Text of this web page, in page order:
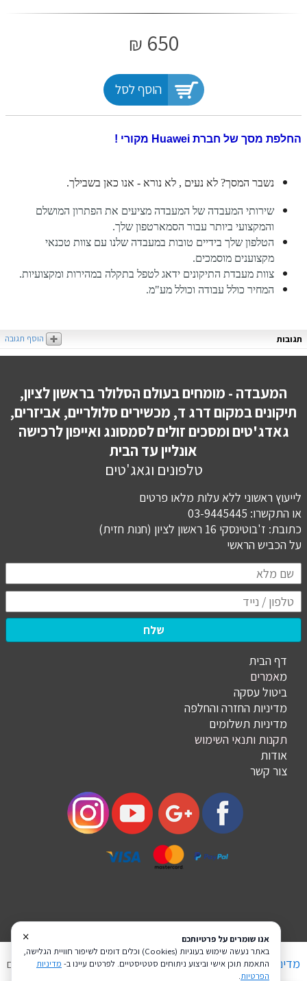
650
₪
הוסף לסל
החלפת מסך של חברת Huawei מקורי !
נשבר המסך? לא נעים , לא נורא - אנו כאן בשבילך.
שירותי המעבדה של המעבדה מציעים את הפתרון המושלם
והמקצועי ביותר עבור הסמארטפון שלך.
הטלפון שלך בידיים טובות במעבדה שלנו עם צוות טכנאי
מקצוענים מוסמכים.
צוות מעבדת התיקונים ידאג לטפל בתקלה במהירות ומקצועיות.
המחיר כולל עבודה וכולל מע"מ.
תגובות הוסף תגובה
המעבדה - מומחים בעולם הסלולר בראשון לציון,
תיקונים במקום דרג ד, מכשירים סלולריים, אביזרים,
גאדג'טים ומסכים זולים לסמסונג ואייפון לרכישה
אונליין עד הבית
טלפונים וגאג'טים
לייעוץ ראשוני ללא עלות מלאו פרטים
או התקשרו: 03-9445445
כתובת: ז'בוטינסקי 16 ראשון לציון (חנות חזית)
​​​​​​​על הכביש הראשי
שלח
דף הבית
מאמרים
ביטול עסקה
מדיניות החזרה והחלפה
מדיניות תשלומים
תקנות ותנאי השימוש
אודות
צור קשר
מדיניות פרטיות הצהרת נגישות Coi בניית אתרים
×
אנו שומרים על פרטיותכם
באתר נעשה שימוש בעוגיות (Cookies) וכלים דומים לשיפור חוויית הגלישה,
התאמת תוכן אישי וביצוע ניתוחים סטטיסטיים. לפרטים עיינו ב- מדיניות
הפרטיות.